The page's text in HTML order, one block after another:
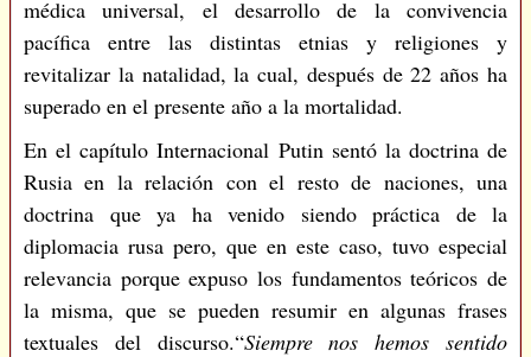
médica universal, el desarrollo de la convivencia
pacífica entre las distintas etnias y religiones y
revitalizar la natalidad, la cual, después de 22 años ha
superado en el presente año a la mortalidad.
En el capítulo Internacional Putin sentó la doctrina de
Rusia en la relación con el resto de naciones, una
doctrina que ya ha venido siendo práctica de la
diplomacia rusa pero, que en este caso, tuvo especial
relevancia porque expuso los fundamentos teóricos de
la misma, que se pueden resumir en algunas frases
textuales del discurso.“Siempre nos hemos sentido